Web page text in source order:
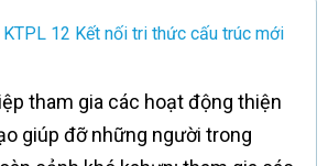
12 Kết nối tri thức cấu trúc mới
tham gia các hoạt động thiện
giúp đỡ những người trong